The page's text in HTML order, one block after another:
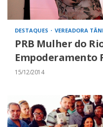
DESTAQUES VEREADORA
PRB Mulher do
Empoderamento
15/12/2014